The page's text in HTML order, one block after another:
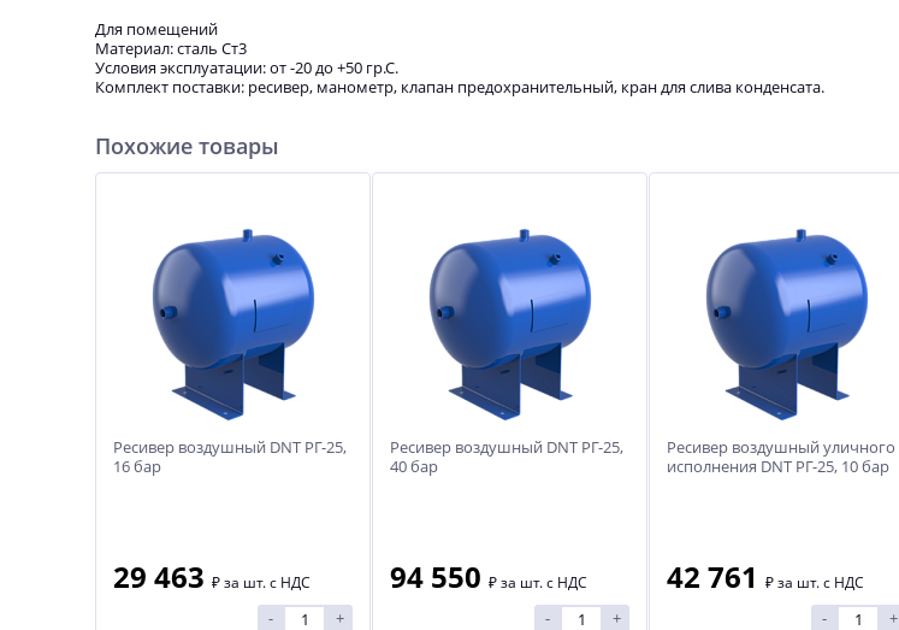
Для помещений
Материал: сталь Ст3
Условия эксплуатации: от -20 до +50 гр.С.
Комплект поставки: ресивер, манометр, клапан предохранительный, кран для слива конденсата.
Похожие товары
Ресивер воздушный уличного
исполнения DNT РГ-25, 10 бар
42 761 ₽за шт. с НДС
- +
Ресивер воздушный DNT РГ-25,
40 бар
94 550 ₽за шт. с НДС
- +
Ресивер воздушный DNT РГ-25,
16 бар
29 463 ₽за шт. с НДС
- +